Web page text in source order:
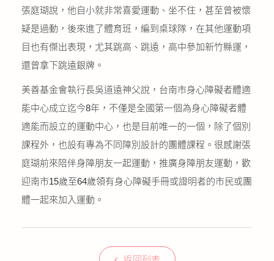
張庭瑚說，他自小就非常喜愛運動、坐不住，甚至曾被懷
疑是過動，後來進了體育班，編到桌球隊，在其他運動項
目也有傑出表現，尤其跳高、跳遠，高中參加新竹縣運，
還曾拿下跳遠銀牌。
美善基金會執行長吳道遠神父說，台南市身心障礙者體適
能中心成立迄今8年，不僅是全國第一個為身心障礙者體
適能而設立的運動中心，也是目前唯一的一個，除了個別
課程外，也設有專為不同障別設計的團體課程。很感謝張
庭瑚前來陪伴身障朋友一起運動，推廣身障朋友運動，歡
迎南市15歲至64歲領有身心障礙手冊或證明者的市民或團
體一起來加入運動。